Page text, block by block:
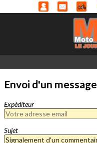
Envoi d'un message
Expéditeur
Sujet